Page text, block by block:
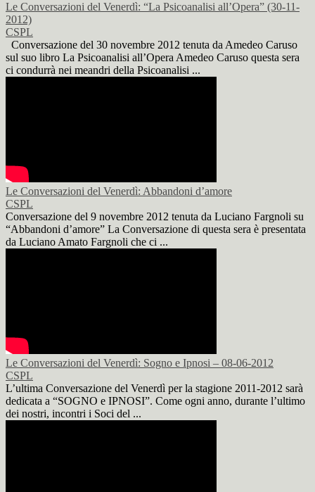
Le Conversazioni del Venerdì: “La Psicoanalisi all’Opera” (30-11-
2012)
CSPL
Conversazione del 30 novembre 2012 tenuta da Amedeo Caruso
sul suo libro La Psicoanalisi all’Opera Amedeo Caruso questa sera
ci condurrà nei meandri della Psicoanalisi ...
Le Conversazioni del Venerdì: Abbandoni d’amore
CSPL
Conversazione del 9 novembre 2012 tenuta da Luciano Fargnoli su
“Abbandoni d’amore” La Conversazione di questa sera è presentata
da Luciano Amato Fargnoli che ci ...
Le Conversazioni del Venerdì: Sogno e Ipnosi – 08-06-2012
CSPL
L’ultima Conversazione del Venerdì per la stagione 2011-2012 sarà
dedicata a “SOGNO e IPNOSI”. Come ogni anno, durante l’ultimo
dei nostri, incontri i Soci del ...